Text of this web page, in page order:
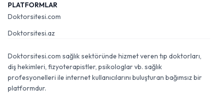
PLATFORMLAR
Doktorsitesi.com
Doktorsitesi.az
Doktorsitesi.com sağlık sektöründe hizmet veren tıp doktorları,
diş hekimleri, fizyoterapistler, psikologlar vb. sağlık
profesyonelleri ile internet kullanıcılarını buluşturan bağımsız bir
platformdur.